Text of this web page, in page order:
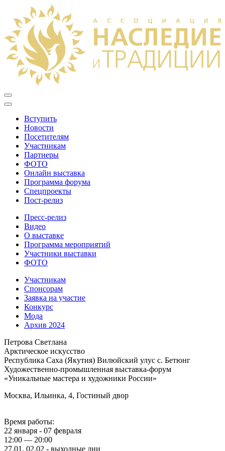
Вступить
Новости
Посетителям
Участникам
Партнеры
ФОТО
Онлайн выставка
Программа форума
Спецпроекты
Пост-релиз
Пресс-релиз
Видео
О выставке
Программа мероприятий
Участники выставки
ФОТО
Участникам
Спонсорам
Заявка на участие
Конкурс
Мода
Архив 2024
Петрова Светлана
Арктическое искусство
Республика Саха (Якутия) Вилюйский улус с. Бетюнг
Художественно-промышленная выставка-форум
«Уникальные мастера и художники России»
Москва, Ильинка, 4, Гостиный двор
Время работы:
22 января - 07 февраля
12:00 — 20:00
27.01, 02.02 - выходные дни